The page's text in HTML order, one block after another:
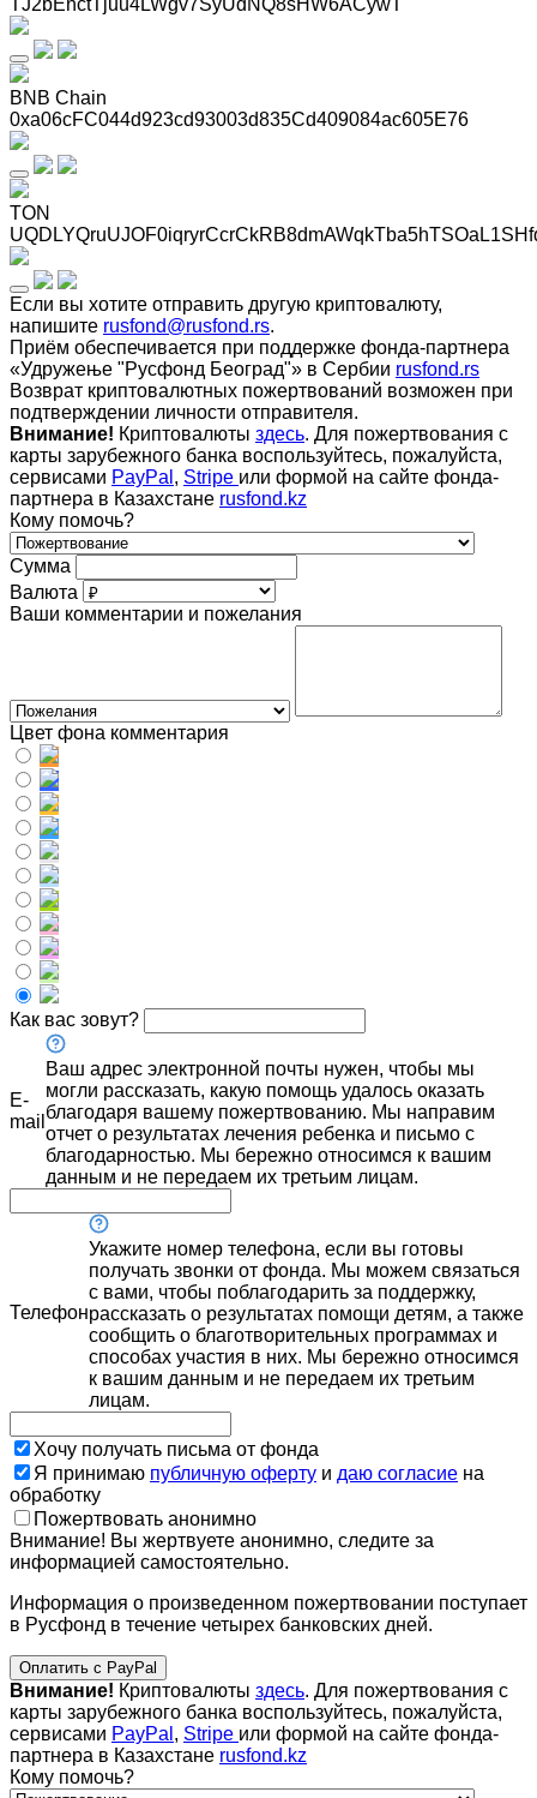
TJ2bEnctTjuu4LWgv7SyUdNQ8sHW6ACywT
BNB Chain
0xa06cFC044d923cd93003d835Cd409084ac605E76
TON
Если вы хотите отправить другую криптовалюту,
напишите rusfond@rusfond.rs.
Приём обеспечивается при поддержке фонда-партнера
«Удружење "Русфонд Београд"» в Сербии rusfond.rs
Возврат криптовалютных пожертвований возможен при
подтверждении личности отправителя.
Внимание! Криптовалюты здесь. Для пожертвования с
карты зарубежного банка воспользуйтесь, пожалуйста,
сервисами PayPal , Stripe или формой на сайте фонда-
партнера в Казахстане rusfond.kz
Кому помочь?
Сумма
Валюта
Ваши комментарии и пожелания
Цвет фона комментария
Как вас зовут?
E-
mail
Ваш адрес электронной почты нужен, чтобы мы
могли рассказать, какую помощь удалось оказать
благодаря вашему пожертвованию. Мы направим
отчет о результатах лечения ребенка и письмо с
благодарностью. Мы бережно относимся к вашим
данным и не передаем их третьим лицам.
Телефон
Укажите номер телефона, если вы готовы
получать звонки от фонда. Мы можем связаться
с вами, чтобы поблагодарить за поддержку,
рассказать о результатах помощи детям, а также
сообщить о благотворительных программах и
способах участия в них. Мы бережно относимся
к вашим данным и не передаем их третьим
лицам.
Хочу получать письма от фонда
Я принимаю публичную оферту и даю согласие на
обработку
Пожертвовать анонимно
Внимание! Вы жертвуете анонимно, следите за
информацией самостоятельно.
Информация о произведенном пожертвовании поступает
в Русфонд в течение четырех банковских дней.
Оплатить с PayPal
Внимание! Криптовалюты здесь. Для пожертвования с
карты зарубежного банка воспользуйтесь, пожалуйста,
сервисами PayPal , Stripe или формой на сайте фонда-
партнера в Казахстане rusfond.kz
Кому помочь?